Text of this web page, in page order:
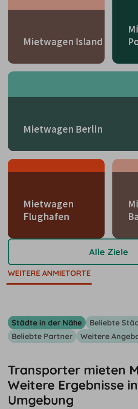
Mietwagen Island
Mietwagen Berlin
Mietwagen
Flughafen
Alle Ziele
WEITERE ANMIETORTE
Städte in der Nähe
Beliebte
Beliebte Partner
Weitere
Transporter mieten
Weitere Ergebnisse
Umgebung